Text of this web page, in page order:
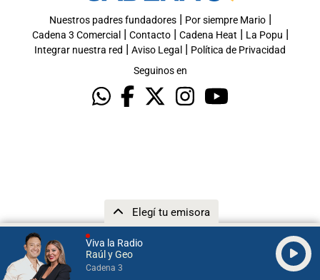
Viva la Radio
Raúl y Geo
Cadena 3
Elegí tu emisora
Nuestros padres fundadores| Por siempre Mario|
Cadena 3 Comercial | Contacto| Cadena Heat | La Popu |
Integrar nuestra red | Aviso Legal | Política de Privacidad
Seguinos en